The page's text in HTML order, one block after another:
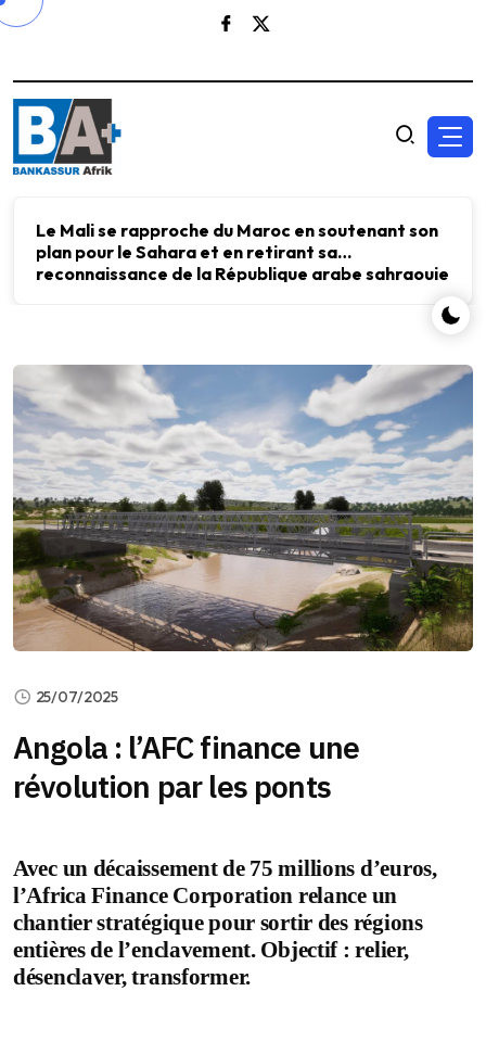
Le Mali se rapproche du Maroc en soutenant son
plan pour le Sahara et en retirant sa
reconnaissance de la République arabe sahraouie
25/07/2025
Angola : l’AFC finance une
révolution par les ponts
Avec un décaissement de 75 millions d’euros,
l’Africa Finance Corporation relance un
chantier stratégique pour sortir des régions
entières de l’enclavement. Objectif : relier,
désenclaver, transformer.